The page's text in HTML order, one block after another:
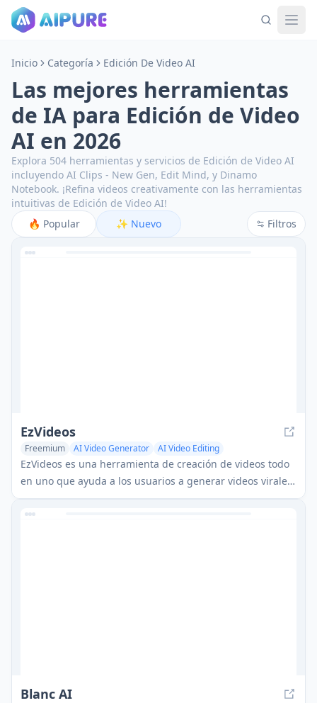
Inicio Categoría Edición De Video AI
Las mejores herramientas
de IA para Edición de Video
AI en 2026
Explora 504 herramientas y servicios de Edición de Video AI
incluyendo AI Clips - New Gen, Edit Mind, y Dinamo
Notebook. ¡Refina videos creativamente con las herramientas
intuitivas de Edición de Video AI!
🔥 Popular ✨ Nuevo Filtros
EzVideos
Freemium AI Video Generator AI Video Editing
EzVideos es una herramienta de creación de videos todo
en uno que ayuda a los usuarios a generar videos virales
para plataformas de redes sociales como Instagram,
TikTok y YouTube con características de edición
Blanc AI